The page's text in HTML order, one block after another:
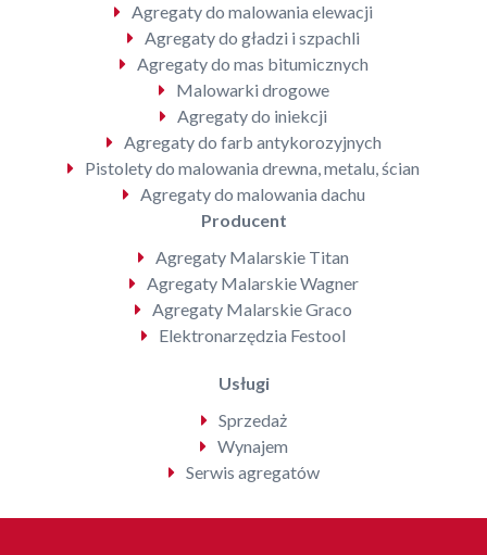
Agregaty do malowania elewacji
Agregaty do gładzi i szpachli
Agregaty do mas bitumicznych
Malowarki drogowe
Agregaty do iniekcji
Agregaty do farb antykorozyjnych
Pistolety do malowania drewna, metalu, ścian
Agregaty do malowania dachu
Producent
Agregaty Malarskie Titan
Agregaty Malarskie Wagner
Agregaty Malarskie Graco
Elektronarzędzia Festool
Usługi
Sprzedaż
Wynajem
Serwis agregatów